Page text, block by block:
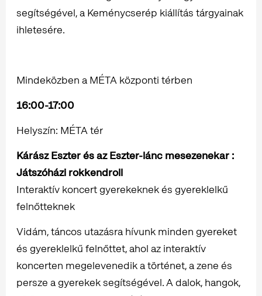
segítségével, a Keménycserép kiállítás tárgyainak
ihletesére.
Mindeközben a MÉTA központi térben
16:00-17:00
Helyszín: MÉTA tér
Kárász Eszter és az Eszter-lánc mesezenekar :
Játszóházi rokkendroll
Interaktív koncert gyerekeknek és gyereklelkű
felnőtteknek
Vidám, táncos utazásra hívunk minden gyereket
és gyereklelkű felnőttet, ahol az interaktív
koncerten megelevenedik a történet, a zene és
persze a gyerekek segítségével. A dalok, hangok,